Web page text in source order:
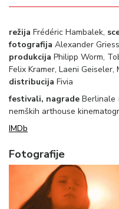
režija Frédéric Hambalek,
fotografija Alexander
produkcija Philipp Worm,
Felix Kramer, Laeni
distribucija Fivia
festivali, nagrade Berlinale
nemških arthouse
IMDb
Fotografije